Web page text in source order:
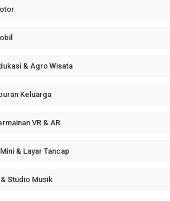
& Agro Wisata
Keluarga
VR & AR
& Layar Tancap
Studio Musik